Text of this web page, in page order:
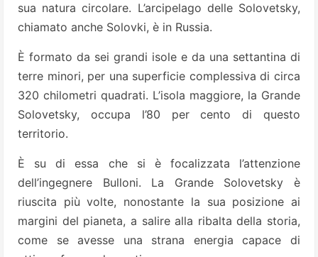
sua natura circolare. L’arcipelago delle Solovetsky,
chiamato anche Solovki, è in Russia.
È formato da sei grandi isole e da una settantina di
terre minori, per una superficie complessiva di circa
320 chilometri quadrati. L’isola maggiore, la Grande
Solovetsky, occupa l’80 per cento di questo
territorio.
È su di essa che si è focalizzata l’attenzione
dell’ingegnere Bulloni. La Grande Solovetsky è
riuscita più volte, nonostante la sua posizione ai
margini del pianeta, a salire alla ribalta della storia,
come se avesse una strana energia capace di